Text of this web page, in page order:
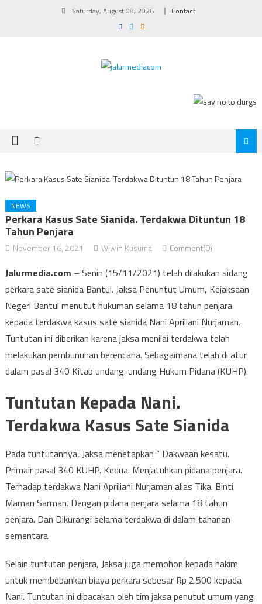
Saturday, August 08, 2026 Contact
NEWS
Perkara Kasus Sate Sianida. Terdakwa Dituntun 18
Tahun Penjara
November 16, 2021 Wiwin Kusuma Comment(0)
Jalurmedia.com – Senin (15/11/2021) telah dilakukan sidang
perkara sate sianida Bantul. Jaksa Penuntut Umum, Kejaksaan
Negeri Bantul menutut hukuman selama 18 tahun penjara
kepada terdakwa kasus sate sianida Nani Apriliani Nurjaman.
Tuntutan ini diberikan karena jaksa menilai terdakwa telah
melakukan pembunuhan berencana. Sebagaimana telah di atur
dalam pasal 340 Kitab undang-undang Hukum Pidana (KUHP).
Tuntutan Kepada Nani.
Terdakwa Kasus Sate Sianida
Pada tuntutannya, Jaksa menetapkan “ Dakwaan kesatu.
Primair pasal 340 KUHP. Kedua. Menjatuhkan pidana penjara.
Terhadap terdakwa Nani Apriliani Nurjaman alias Tika. Binti
Maman Sarman. Dengan pidana penjara selama 18 tahun
penjara. Dan Dikurangi selama terdakwa di dalam tahanan
sementara.
Selain tuntutan penjara, Jaksa juga memohon kepada hakim
untuk membebankan biaya perkara sebesar Rp 2.500 kepada
Nani. Tuntutan ini dibacakan oleh tim jaksa penutut umum yang